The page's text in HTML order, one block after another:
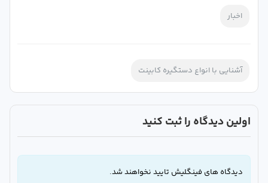
اخبار
آشنایی با انواع دستگیره کابینت
اولین دیدگاه را ثبت کنید
دیدگاه های فینگلیش تایید نخواهند شد.